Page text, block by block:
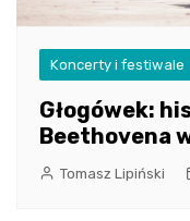
Koncerty i festiwale
Głogówek:
Beethovena
Tomasz Lipiński